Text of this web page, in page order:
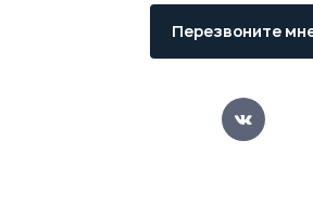
Перезвоните